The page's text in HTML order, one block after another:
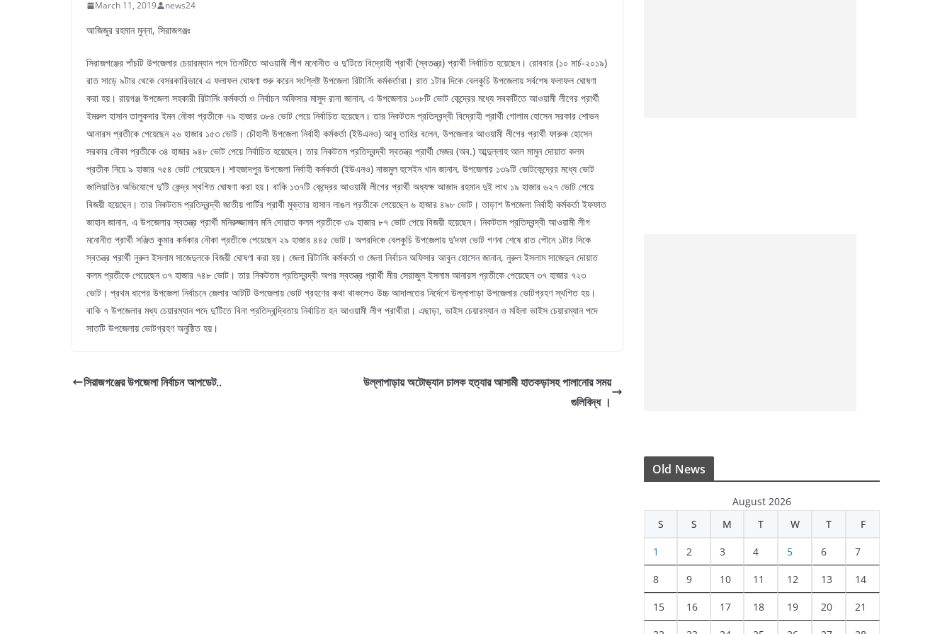
March 11, 2019 news24
আজিজুর রহমান মুন্না, সিরাজগঞ্জঃ
সিরাজগঞ্জের পাঁচটি উপজেলার চেয়ারম্যান পদে তিনটিতে আওয়ামী লীগ মনোনীত ও দু’টিতে বিদ্রোহী প্রার্থী (স্বতন্ত্র) প্রার্থী নির্বাচিত হয়েছেন। রোববার (১০ মার্চ-২০১৯)
রাত সাড়ে ৯টার থেকে বেসরকারিভাবে এ ফলাফল ঘোষণা শুরু করেন সংশ্লিষ্ট উপজেলা রিটার্নিং কর্মকর্তারা। রাত ১টার দিকে বেলকুচি উপজেলায় সর্বশেষ ফলাফল ঘোষণা
করা হয়। রায়গঞ্জ উপজেলা সহকারী রিটার্নিং কর্মকর্তা ও নির্বাচন অফিসার মাসুদ রানা জানান, এ উপজেলার ১০৮টি ভোট কেন্দ্রের মধ্যে সবকটিতে আওয়ামী লীগের প্রার্থী
ইমরুল হাসান তালুকদার ইমন নৌকা প্রতীকে ৭৯ হাজার ৩৮৪ ভোট পেয়ে নির্বাচিত হয়েছেন। তার নিকটতম প্রতিদ্বন্দ্বী বিদ্রোহী প্রার্থী গোলাম হোসেন সরকার শোভন
আনারস প্রতীকে পেয়েছেন ২৬ হাজার ১৫৩ ভোট। চৌহালী উপজেলা নির্বাহী কর্মকর্তা (ইউএনও) আবু তাহির বলেন, উপজেলার আওয়ামী লীগের প্রার্থী ফারুক হোসেন
সরকার নৌকা প্রতীকে ৩৪ হাজার ৯৪৮ ভোট পেয়ে নির্বাচিত হয়েছেন। তার নিকটতম প্রতিদ্বন্দ্বী স্বতন্ত্র প্রার্থী মেজর (অব.) আব্দুল্লাহ আল মামুন দোয়াত কলম
প্রতীক নিয়ে ৯ হাজার ৭৫৪ ভোট পেয়েছেন। শাহজাদপুর উপজেলা নির্বাহী কর্মকর্তা (ইউএনও) নাজমুল হুসেইন খান জানান, উপজেলার ১৩৯টি ভোটকেন্দ্রের মধ্যে ভোট
জালিয়াতির অভিযোগে দু’টি কেন্দ্র স্থগিত ঘোষণা করা হয়। বাকি ১৩৭টি কেন্দ্রের আওয়ামী লীগের প্রার্থী অধ্যক্ষ আজাদ রহমান দুই লাখ ১৯ হাজার ৬২৭ ভোট পেয়ে
বিজয়ী হয়েছেন। তার নিকটতম প্রতিদ্বন্দ্বী জাতীয় পার্টির প্রার্থী মুক্তার হাসান লাঙল প্রতীকে পেয়েছেন ৬ হাজার ৪৯৮ ভোট। তাড়াশ উপজেলা নির্বাহী কর্মকর্তা ইফফাত
জাহান জানান, এ উপজেলার স্বতন্ত্র প্রার্থী মনিরুজ্জামান মনি দোয়াত কলম প্রতীকে ৩৯ হাজার ৮৭ ভোট পেয়ে বিজয়ী হয়েছেন। নিকটতম প্রতিদ্বন্দ্বী আওয়ামী লীগ
মনোনীত প্রার্থী সঞ্জিত কুমার কর্মকার নৌকা প্রতীকে পেয়েছেন ২৯ হাজার ৪৪৫ ভোট। অপরদিকে বেলকুচি উপজেলায় দু’দফা ভোট গণনা শেষে রাত পৌনে ১টার দিকে
স্বতন্ত্র প্রার্থী নুরুল ইসলাম সাজেদুলকে বিজয়ী ঘোষণা করা হয়। জেলা রিটার্নিং কর্মকর্তা ও জেলা নির্বাচন অফিসার আবুল হোসেন জানান, নুরুল ইসলাম সাজেদুল দোয়াত
কলম প্রতীকে পেয়েছেন ৩৭ হাজার ৭৪৮ ভোট। তার নিকটতম প্রতিদ্বন্দ্বী অপর স্বতন্ত্র প্রার্থী মীর সেরাজুল ইসলাম আনারস প্রতীকে পেয়েছেন ৩৭ হাজার ৭২৩
ভোট। প্রথম ধাপের উপজেলা নির্বাচনে জেলার আটটি উপজেলায় ভোট গ্রহণের কথা থাকলেও উচ্চ আদালতের নির্দেশে উল্লাপাড়া উপজেলার ভোটগ্রহণ স্থগিত হয়।
বাকি ৭ উপজেলার মধ্য চেয়ারম্যান পদে দু’টিতে বিনা প্রতিদ্বন্দ্বিতায় নির্বাচিত হন আওয়ামী লীগ প্রার্থীরা। এছাড়া, ভাইস চেয়ারম্যান ও মহিলা ভাইস চেয়ারম্যান পদে
সাতটি উপজেলায় ভোটগ্রহণ অনুষ্ঠিত হয়।
সিরাজগঞ্জের উপজেলা নির্বাচন আপডেট..
উল্লাপাড়ায় অটোভ্যান চালক হত্যার আসামী হাতকড়াসহ পালানোর সময়
গুলিবিদ্ধ ।
Old News
August 2026
S
S M T W T F
1 2 3 4 5 6 7
8 9 10 11 12 13 14
15 16 17 18 19 20 21